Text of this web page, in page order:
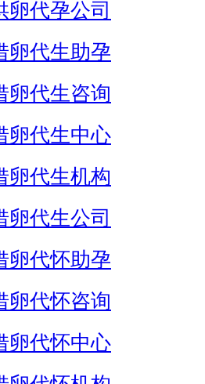
卵代孕公司
卵代生助孕
卵代生咨询
卵代生中心
卵代生机构
卵代生公司
卵代怀助孕
卵代怀咨询
卵代怀中心